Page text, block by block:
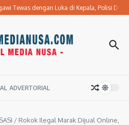
Tewas dengan Luka di Kepala, Polisi
ADVERTORIAL
/ Rokok Ilegal Marak Dijual Online,